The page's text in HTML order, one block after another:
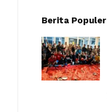
Berita Populer